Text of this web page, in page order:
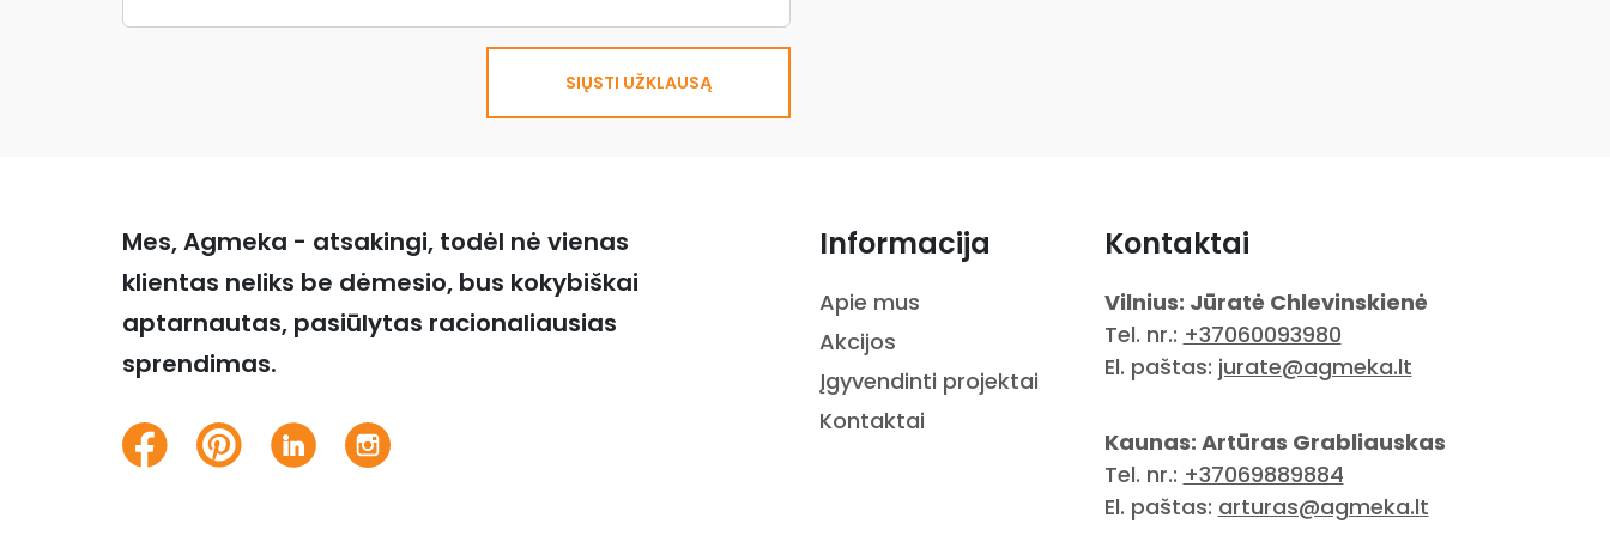
SIŲSTI UŽKLAUSĄ
Mes, Agmeka - atsakingi, todėl nė vienas
klientas neliks be dėmesio, bus kokybiškai
aptarnautas, pasiūlytas racionaliausias
sprendimas.
Informacija
Apie mus
Akcijos
Įgyvendinti projektai
Kontaktai
Kontaktai
Vilnius: Jūratė Chlevinskienė
Tel. nr.: +37060093980
El. paštas: jurate@agmeka.lt
Kaunas: Artūras Grabliauskas
Tel. nr.: +37069889884
El. paštas: arturas@agmeka.lt